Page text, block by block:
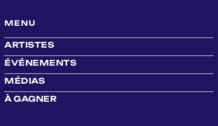
MENU
ARTISTES
ÉVÉNEMENTS
MÉDIAS
À GAGNER